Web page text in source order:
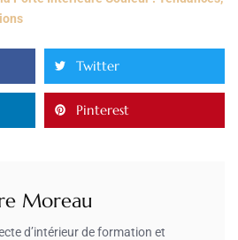
Twitter
Pinterest
Moreau
d’intérieur de formation et